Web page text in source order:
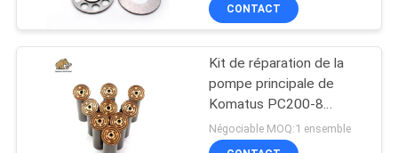
CONTACT
Kit de réparation de la
pompe principale de
Komatus PC200-8
Pompes hydrauliques
Négociable MOQ:1 ensemble